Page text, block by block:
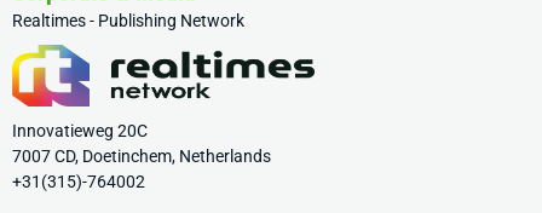
Realtimes - Publishing Network
Innovatieweg 20C
7007 CD, Doetinchem, Netherlands
+31(315)-764002